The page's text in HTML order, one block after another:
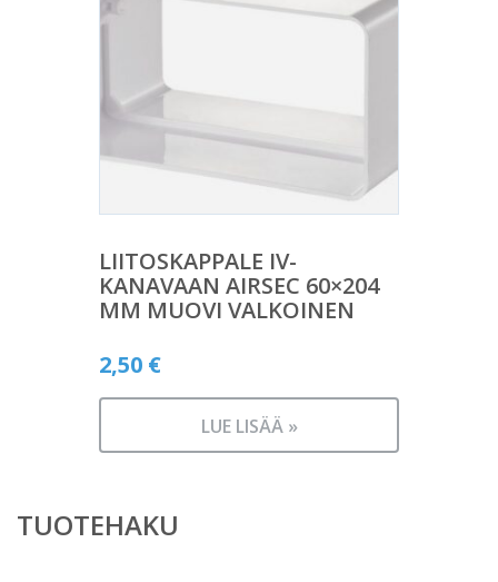
LIITOSKAPPALE IV-
KANAVAAN AIRSEC 60×204
MM MUOVI VALKOINEN
2,50 €
LUE LISÄÄ »
TUOTEHAKU